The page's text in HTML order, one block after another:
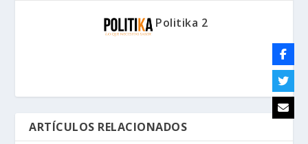
Politika 2
ARTÍCULOS RELACIONADOS